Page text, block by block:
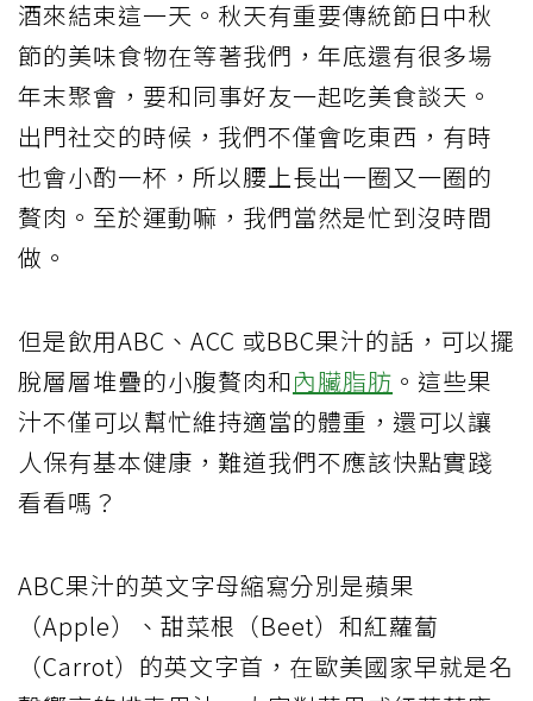
酒來結束這一天。秋天有重要傳統節日中秋
節的美味食物在等著我們，年底還有很多場
年末聚會，要和同事好友一起吃美食談天。
出門社交的時候，我們不僅會吃東西，有時
也會小酌一杯，所以腰上長出一圈又一圈的
贅肉。至於運動嘛，我們當然是忙到沒時間
做。
但是飲用ABC、ACC 或BBC果汁的話，可以擺
脫層層堆疊的小腹贅肉和內臟脂肪 。這些果
汁不僅可以幫忙維持適當的體重，還可以讓
人保有基本健康，難道我們不應該快點實踐
看看嗎？
ABC果汁的英文字母縮寫分別是蘋果
（Apple）、甜菜根（Beet）和紅蘿蔔
（Carrot）的英文字首，在歐美國家早就是名